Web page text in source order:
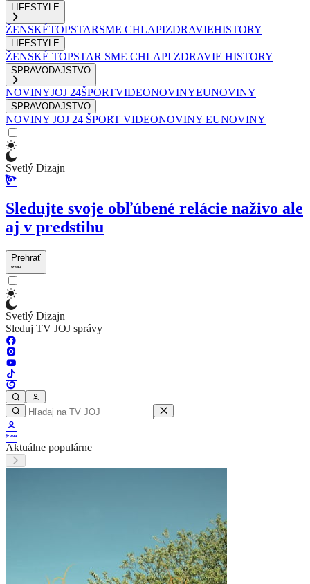
LIFESTYLE
ŽENSKÉTOPSTARSME CHLAPIZDRAVIEHISTORY
LIFESTYLE
ŽENSKÉ TOPSTAR SME CHLAPI ZDRAVIE HISTORY
SPRAVODAJSTVO
NOVINYJOJ 24ŠPORTVIDEONOVINYEUNOVINY
SPRAVODAJSTVO
NOVINY JOJ 24 ŠPORT VIDEONOVINY EUNOVINY
Svetlý Dizajn
Sledujte svoje obľúbené relácie naživo ale
aj v predstihu
Prehrať
Svetlý Dizajn
Sleduj TV JOJ správy
Aktuálne populárne